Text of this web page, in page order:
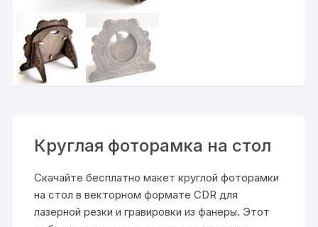
Круглая фоторамка на стол
Скачайте бесплатно макет круглой фоторамки
на стол в векторном формате CDR для
лазерной резки и гравировки из фанеры. Этот